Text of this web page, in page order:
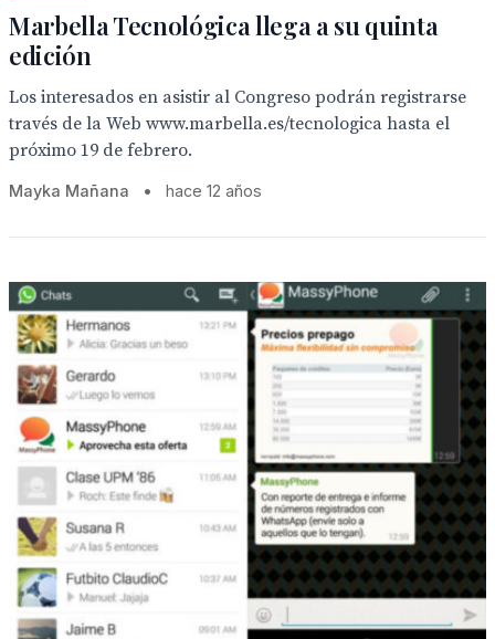
Marbella Tecnológica llega a su quinta
edición
Los interesados en asistir al Congreso podrán registrarse
través de la Web www.marbella.es/tecnologica hasta el
próximo 19 de febrero.
Mayka Mañana • hace 12 años